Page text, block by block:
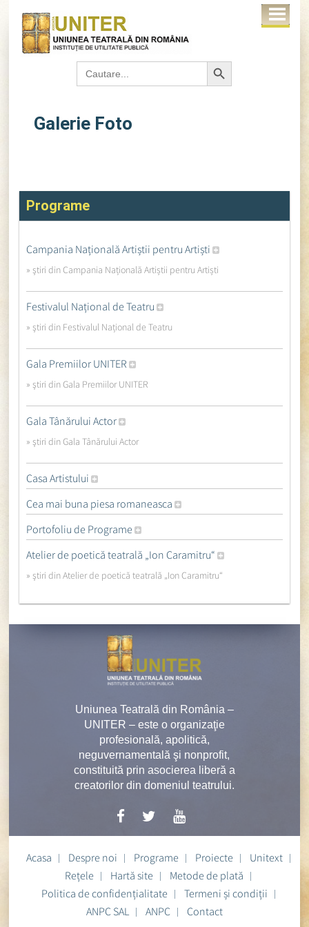
Search
for:
Search Button
Galerie Foto
Programe
Campania Națională Artiștii pentru Artiști
» ştiri din Campania Națională Artiștii pentru Artiști
Festivalul Național de Teatru
» ştiri din Festivalul Național de Teatru
Gala Premiilor UNITER
» ştiri din Gala Premiilor UNITER
Gala Tânărului Actor
» ştiri din Gala Tânărului Actor
Casa Artistului
Cea mai buna piesa romaneasca
Portofoliu de Programe
Atelier de poetică teatrală „Ion Caramitru“
» ştiri din Atelier de poetică teatrală „Ion Caramitru“
Uniunea Teatrală din România –
UNITER – este o organizaţie
profesională, apolitică,
neguvernamentală şi nonprofit,
constituită prin asocierea liberă a
creatorilor din domeniul teatrului.
Acasa Despre noi Programe Proiecte
Unitext
Rețele
Hartă site
Metode de plată
Politica de confidențialitate
Termeni și condiții
ANPC SAL
ANPC Contact